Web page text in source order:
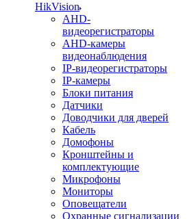
HikVision
AHD-
видеорегистраторы
AHD-камеры
видеонаблюдения
IP-видеорегистраторы
IP-камеры
Блоки питания
Датчики
Доводчики для дверей
Кабель
Домофоны
Кронштейны и
комплектующие
Микрофоны
Мониторы
Оповещатели
Охранные сигнализации